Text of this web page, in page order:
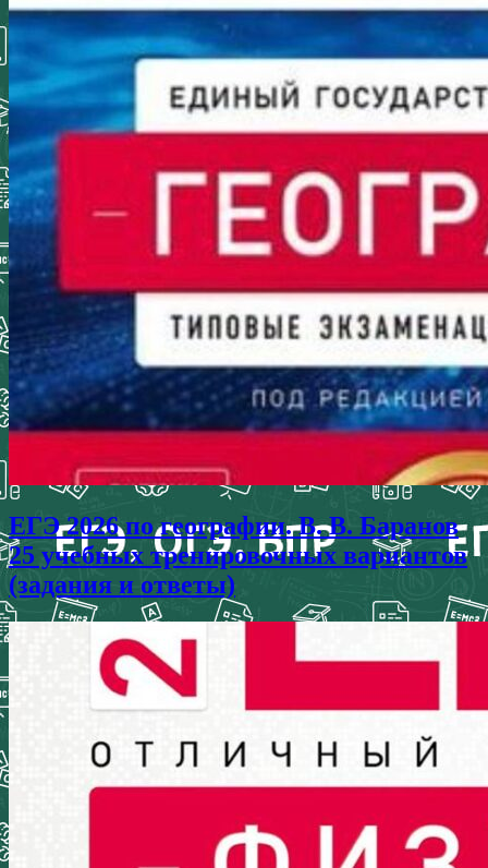
ЕГЭ 2026 по географии. В. В. Баранов
25 учебных тренировочных вариантов
(задания и ответы)